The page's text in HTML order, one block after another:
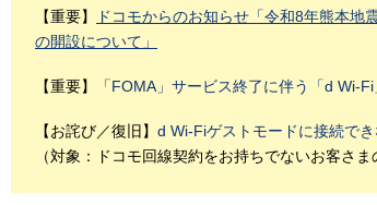
【重要】
ドコモからのお知らせ「令和8年熊本地
の開設について」
【重要】 「FOMA」サービス終了に伴う「d Wi-
【お詫び／復旧】 d Wi-Fiゲストモードに接続で
（対象：ドコモ回線契約をお持ちでないお客さま